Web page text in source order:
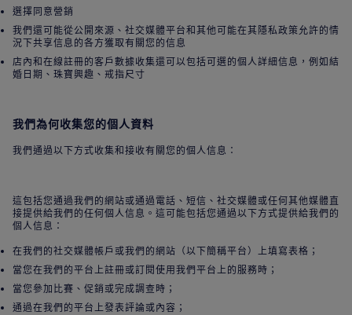
選擇同意營銷
我們還可能從公開來源、社交媒體平台和其他可能在其隱私政策允許的情
況下共享信息的各方獲取有關您的信息
店內和在線註冊的客戶數據收集還可以包括可選的個人詳細信息，例如結
婚日期、珠寶興趣、戒指尺寸
我們為何收集您的個人資料
我們通過以下方式收集和接收有關您的個人信息：
這包括您通過我們的網站或通過電話、短信、社交媒體或任何其他媒體直
接提供給我們的任何個人信息。這可能包括您通過以下方式提供給我們的
個人信息：
在我們的社交媒體帳戶或我們的網站（以下簡稱平台）上填寫表格；
當您在我們的平台上註冊或訂閱使用我們平台上的服務時；
當您參加比賽、促銷或完成調查時；
通過在我們的平台上發表評論或內容；